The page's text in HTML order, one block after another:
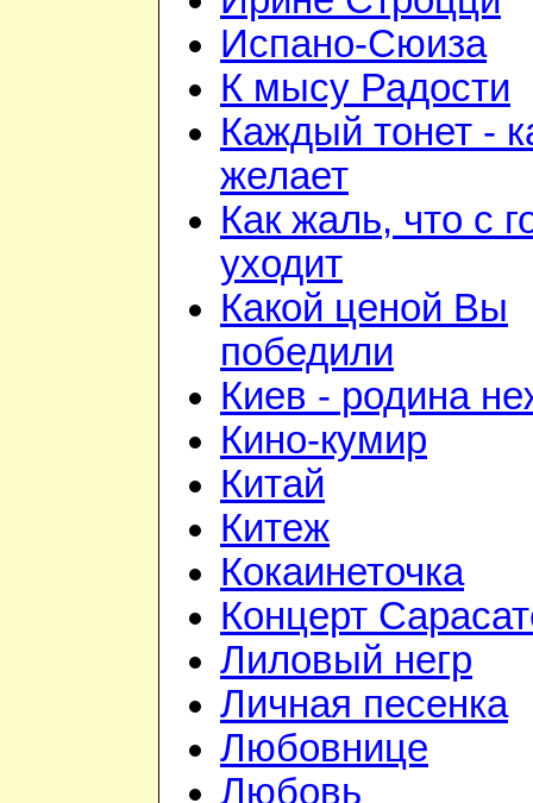
Испано-Сюиза
К мысу Радости
Каждый тонет -
желает
Как жаль, что с
уходит
Какой ценой Вы
победили
Киев - родина
Кино-кумир
Китай
Китеж
Кокаинеточка
Концерт
Лиловый негр
Личная песенка
Любовнице
Любовь